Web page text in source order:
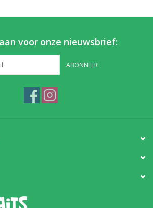
voor onze nieuwsbrief:
ABONNEER